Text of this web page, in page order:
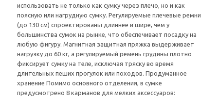
использовать не только как сумку через плечо, но и как
поясную или нагрудную сумку. Регулируемые плечевые ремни
(до 130 см) спроектированы длиннее и шире, чем у
большинства сумок на рынке, что обеспечивает посадку на
любую фигуру. Магнитная защитная пряжка выдерживает
нагрузку до 60 кг, а регулируемый ремень грудины плотно
фиксирует сумку на теле, исключая тряску во время
длительных пеших прогулок или походов. Продуманное
хранение Помимо основного отделения, в сумке
предусмотрено 8 карманов для мелких аксессуаров: